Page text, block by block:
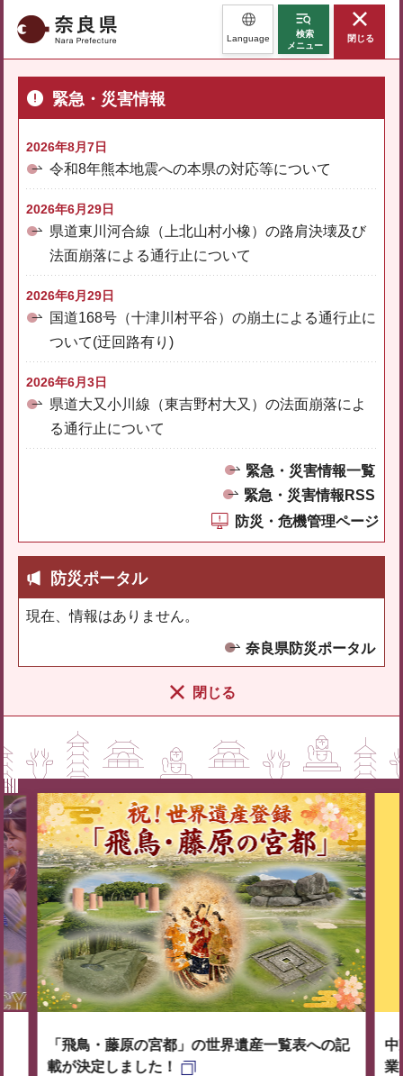
奈良県 Language
検索
メニュー
閉じる
緊急・災害情報
2026年8月7日
令和8年熊本地震への本県の対応等について
2026年6月29日
県道東川河合線（上北山村小橡）の路肩決壊及び
法面崩落による通行止について
2026年6月29日
国道168号（十津川村平谷）の崩土による通行止に
ついて(迂回路有り)
2026年6月3日
県道大又小川線（東吉野村大又）の法面崩落によ
る通行止について
緊急・災害情報一覧
緊急・災害情報RSS
防災・危機管理ページ
防災ポータル
現在、情報はありません。
奈良県防災ポータル
閉じる
「飛鳥・藤原の宮都」の世界遺産一覧表への記
載が決定しました！
中
業